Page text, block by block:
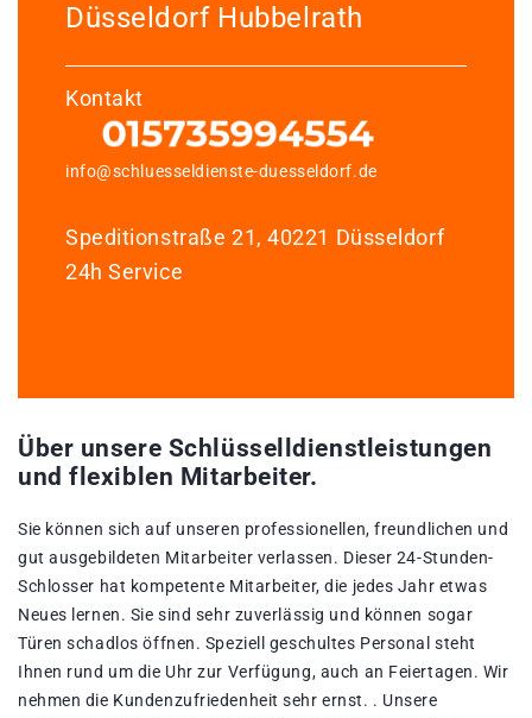
Düsseldorf Hubbelrath
Kontakt
info@schluesseldienste-duesseldorf.de
Speditionstraße 21, 40221 Düsseldorf
24h Service
Über unsere Schlüsselldienstleistungen
und flexiblen Mitarbeiter.
Sie können sich auf unseren professionellen, freundlichen und
gut ausgebildeten Mitarbeiter verlassen. Dieser 24-Stunden-
Schlosser hat kompetente Mitarbeiter, die jedes Jahr etwas
Neues lernen. Sie sind sehr zuverlässig und können sogar
Türen schadlos öffnen. Speziell geschultes Personal steht
Ihnen rund um die Uhr zur Verfügung, auch an Feiertagen. Wir
nehmen die Kundenzufriedenheit sehr ernst. . Unsere